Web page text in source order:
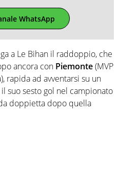
WhatsApp
a Le Bihan il raddoppio, che
ancora con Piemonte(MVP
rapida ad avventarsi su un
suo sesto gol nel campionato
doppietta dopo quella